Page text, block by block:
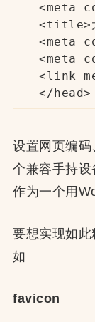
<meta
<title>大
<meta
<meta
<link
</head>
设置网页编
个兼容手持设
作为一个用
要想实现如
如
favicon